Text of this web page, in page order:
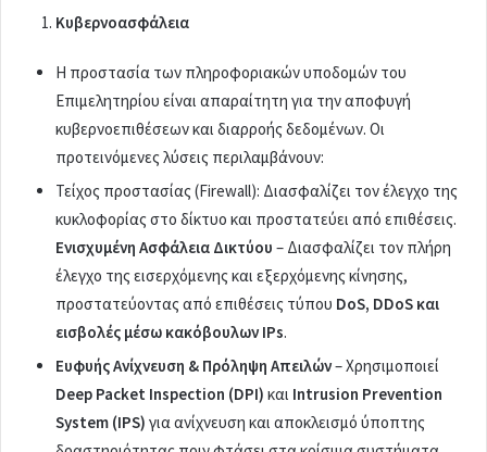
Κυβερνοασφάλεια
Η προστασία των πληροφοριακών υποδομών του
Επιμελητηρίου είναι απαραίτητη για την αποφυγή
κυβερνοεπιθέσεων και διαρροής δεδομένων. Οι
προτεινόμενες λύσεις περιλαμβάνουν:
Τείχος προστασίας (Firewall): Διασφαλίζει τον έλεγχο της
κυκλοφορίας στο δίκτυο και προστατεύει από επιθέσεις.
Ενισχυμένη Ασφάλεια Δικτύου – Διασφαλίζει τον πλήρη
έλεγχο της εισερχόμενης και εξερχόμενης κίνησης,
προστατεύοντας από επιθέσεις τύπου DoS, DDoS και
εισβολές μέσω κακόβουλων IPs.
Ευφυής Ανίχνευση & Πρόληψη Απειλών– Χρησιμοποιεί
Deep Packet Inspection (DPI) και Intrusion Prevention
System (IPS) για ανίχνευση και αποκλεισμό ύποπτης